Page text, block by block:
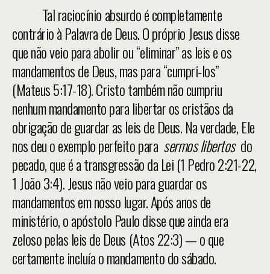
Tal raciocínio absurdo é completamente
contrário à Palavra de Deus. O próprio Jesus disse
que não veio para abolir ou “eliminar” as leis e os
mandamentos de Deus, mas para “cumpri-los”
(Mateus 5:17-18). Cristo também não cumpriu
nenhum mandamento para libertar os cristãos da
obrigação de guardar as leis de Deus. Na verdade, Ele
nos deu o exemplo perfeito para sermos libertos do
pecado, que é a transgressão da Lei (1 Pedro 2:21-22,
1 João 3:4). Jesus não veio para guardar os
mandamentos em nosso lugar. Após anos de
ministério, o apóstolo Paulo disse que ainda era
zeloso pelas leis de Deus (Atos 22:3) — o que
certamente incluía o mandamento do sábado.